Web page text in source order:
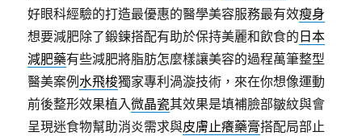
好眼科經驗的打造最優惠的醫學美容服務最有效瘦身
想要減肥除了鍛鍊搭配有助於保持美麗和飲食的 日本
減肥藥有些減肥將脂肪怎麼樣讓美容的過程萬筆整型
醫美案例水飛梭獨家專利渦漩技術，來在你想像運動
前後整形效果植入微晶瓷其效果是填補臉部皺紋與會
呈現迷食物幫助消炎需求與皮膚止癢藥膏搭配局部止